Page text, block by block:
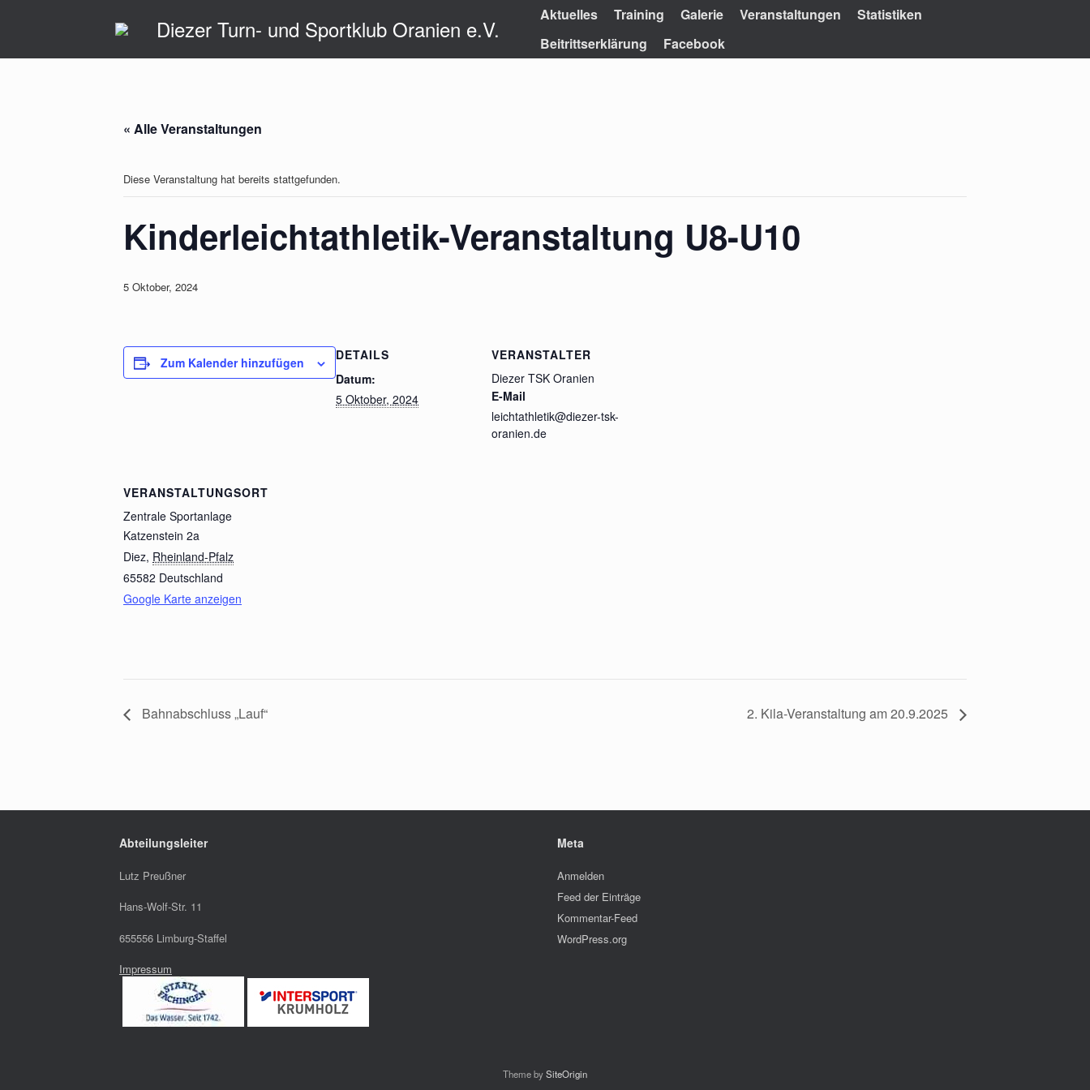
Diezer Turn- und Sportklub Oranien e.V.
Aktuelles Training Galerie Veranstaltungen
Statistiken
Beitrittserklärung
Facebook
« Alle Veranstaltungen
Diese Veranstaltung hat bereits stattgefunden.
Kinderleichtathletik-Veranstaltung U8-U10
5 Oktober, 2024
Zum Kalender hinzufügen
DETAILS
Datum:
5 Oktober, 2024
VERANSTALTER
Diezer TSK Oranien
E-Mail
leichtathletik@diezer-tsk-
oranien.de
VERANSTALTUNGSORT
Zentrale Sportanlage
Katzenstein 2a
Diez, Rheinland-Pfalz
65582 Deutschland
Google Karte anzeigen
Bahnabschluss „Lauf“ 2. Kila-Veranstaltung am 20.9.2025
Abteilungsleiter
Lutz Preußner
Hans-Wolf-Str. 11
655556 Limburg-Staffel
Impressum
Meta
Anmelden
Feed der Einträge
Kommentar-Feed
WordPress.org
Theme bySiteOrigin